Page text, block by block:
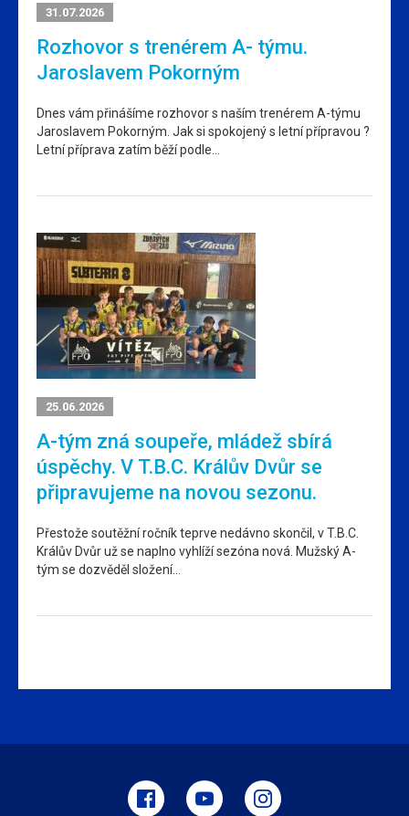
31.07.2026
Rozhovor s trenérem A- týmu.
Jaroslavem Pokorným
Dnes vám přinášíme rozhovor s naším trenérem A-týmu
Jaroslavem Pokorným. Jak si spokojený s letní přípravou ?
Letní příprava zatím běží podle…
25.06.2026
A-tým zná soupeře, mládež sbírá
úspěchy. V T.B.C. Králův Dvůr se
připravujeme na novou sezonu.
Přestože soutěžní ročník teprve nedávno skončil, v T.B.C.
Králův Dvůr už se naplno vyhlíží sezóna nová. Mužský A-
tým se dozvěděl složení…